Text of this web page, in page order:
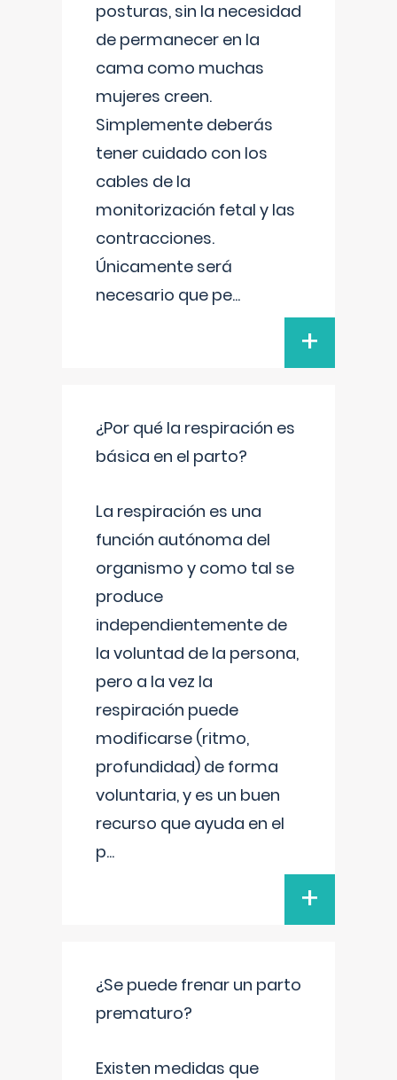
posturas, sin la necesidad
de permanecer en la
cama como muchas
mujeres creen.
Simplemente deberás
tener cuidado con los
cables de la
monitorización fetal y las
contracciones.
Únicamente será
necesario que pe...
+
¿Por qué la respiración es
básica en el parto?
La respiración es una
función autónoma del
organismo y como tal se
produce
independientemente de
la voluntad de la persona,
pero a la vez la
respiración puede
modificarse (ritmo,
profundidad) de forma
voluntaria, y es un buen
recurso que ayuda en el
p...
+
¿Se puede frenar un parto
prematuro?
Existen medidas que